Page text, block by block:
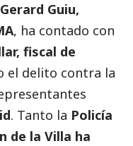
Gerard Guiu,
, ha contado con
fiscal de
el delito contra la
. Tanto la Policía
de la Villa ha